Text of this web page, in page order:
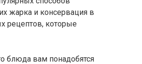
жарка и консервация в
рецептов, которые
блюда вам понадобятся